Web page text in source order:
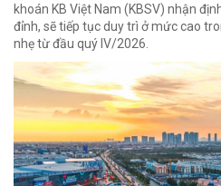
khoán KB Việt Nam (KBSV) nhận
đỉnh, sẽ tiếp tục duy trì ở mức cao
nhẹ từ đầu quý IV/2026.